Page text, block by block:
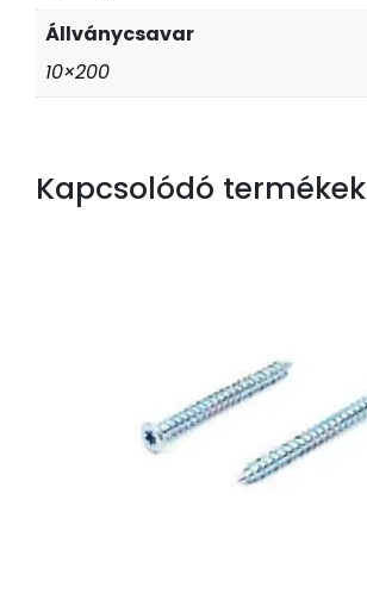
Állványcsavar
10×200
Kapcsolódó termékek